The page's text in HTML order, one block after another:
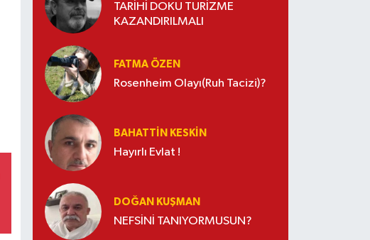
TARİHİ DOKU TURİZME
KAZANDIRILMALI
FATMA ÖZEN
Rosenheim Olayı(Ruh Tacizi)?
BAHATTIN KESKİN
Hayırlı Evlat !
DOĞAN KUŞMAN
NEFSİNİ TANIYORMUSUN?